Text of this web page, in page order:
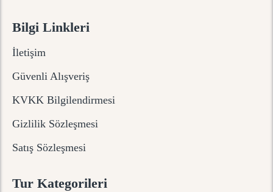
Bilgi Linkleri
İletişim
Güvenli Alışveriş
KVKK Bilgilendirmesi
Gizlilik Sözleşmesi
Satış Sözleşmesi
Tur Kategorileri